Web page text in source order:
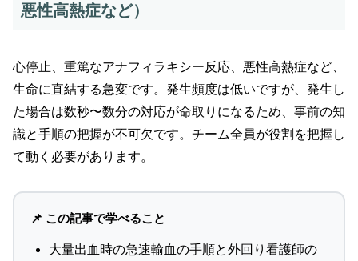
悪性高熱症など）
心停止、重篤なアナフィラキシー反応、悪性高熱症など、
生命に直結する急変です。発生頻度は低いですが、発生し
た場合は数秒〜数分の対応が命取りになるため、事前の知
識と手順の把握が不可欠です。チーム全員が役割を把握し
て動く必要があります。
📌 この記事で学べること
大量出血時の急速輸血の手順と外回り看護師の